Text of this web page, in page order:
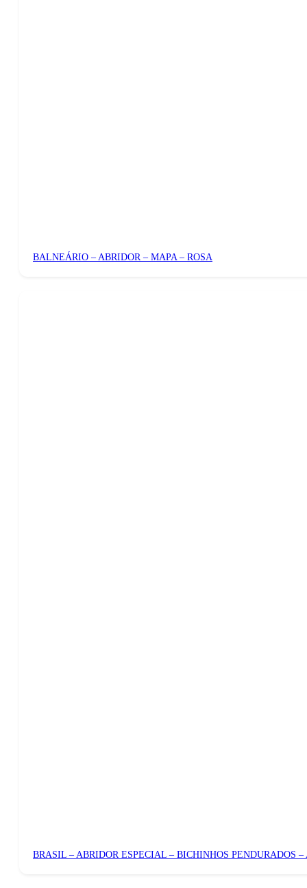
BALNEÁRIO – ABRIDOR – MAPA – ROSA
BRASIL – ABRIDOR ESPECIAL – BICHINHOS PENDURADOS